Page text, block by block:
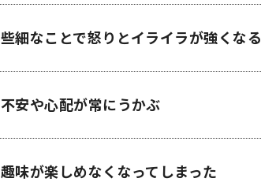
些細なことで怒りとイライラが強くなる
不安や心配が常にうかぶ
趣味が楽しめなくなってしまった